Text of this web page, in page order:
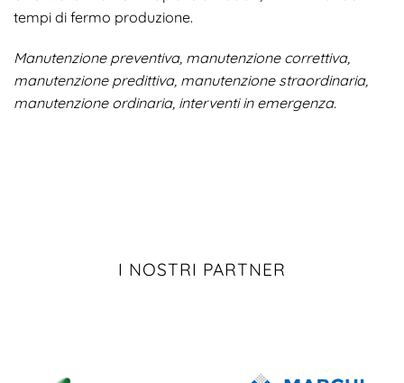
tempi di fermo produzione.
Manutenzione preventiva, manutenzione correttiva,
manutenzione predittiva, manutenzione straordinaria,
manutenzione ordinaria, interventi in emergenza.
I NOSTRI PARTNER